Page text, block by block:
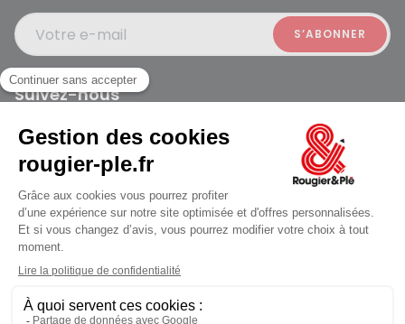
Votre e-mail
Suivez-nous
Rougier et Plé 2024 Copyright
Mentions légales
Conditions générales des ventes